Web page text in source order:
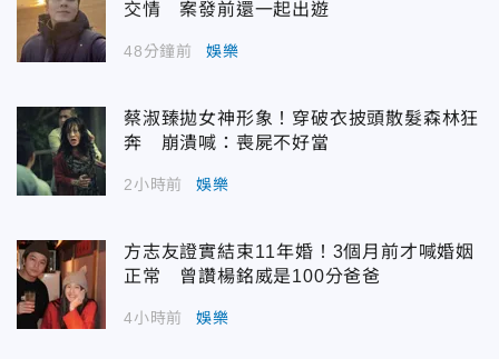
交情 案發前還一起出遊
48分鐘前 娛樂
蔡淑臻拋女神形象！穿破衣披頭散髮森林狂
奔 崩潰喊：喪屍不好當
2小時前 娛樂
方志友證實結束11年婚！3個月前才喊婚姻
正常 曾讚楊銘威是100分爸爸
4小時前 娛樂